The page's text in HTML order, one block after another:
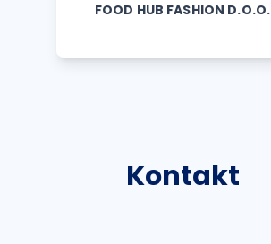
FOOD HUB FASHION D.O.O.
Kontakt